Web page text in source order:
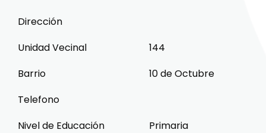
Dirección
Unidad Vecinal
144
Barrio
10 de Octubre
Telefono
Nivel de Educación
Primaria